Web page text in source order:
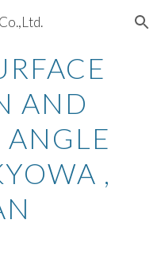
Skip to navigation
AND
,